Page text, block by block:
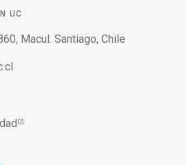
UC
Macul. Santiago, Chile